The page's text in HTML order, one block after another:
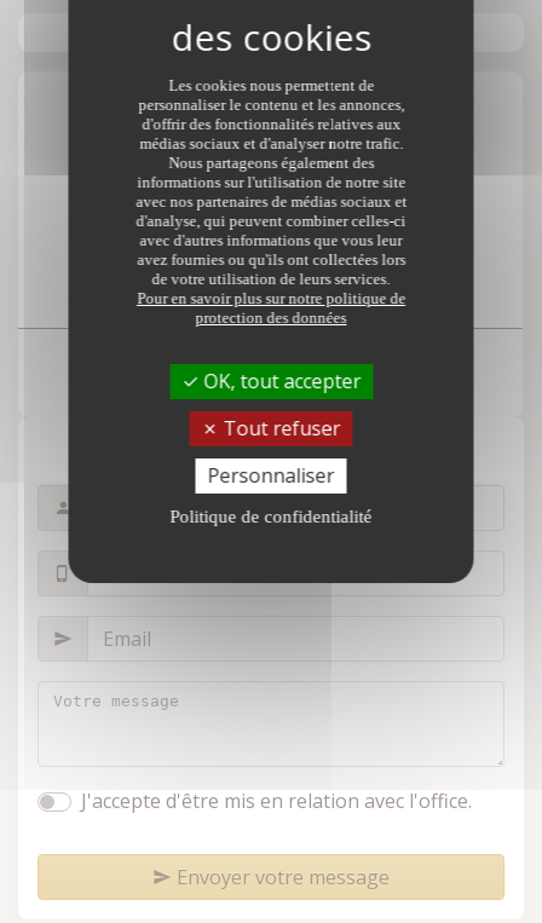
Votre contact
SCP TRENTE CINQ NOTAIRES
39 rue du Général Leclerc
35580 GUICHEN
Voir le numéro
Formulaire de contact
J'accepte d'être mis en relation avec l'office.
Envoyer votre message
Les cookies nous permettent de
personnaliser le contenu et les annonces,
d'offrir des fonctionnalités relatives aux
médias sociaux et d'analyser notre trafic.
Nous partageons également des
informations sur l'utilisation de notre site
avec nos partenaires de médias sociaux et
d'analyse, qui peuvent combiner celles-ci
avec d'autres informations que vous leur
avez fournies ou qu'ils ont collectées lors
de votre utilisation de leurs services.
Pour en savoir plus sur notre politique de
protection des données
OK, tout accepter
Tout refuser
Personnaliser
Politique de confidentialité